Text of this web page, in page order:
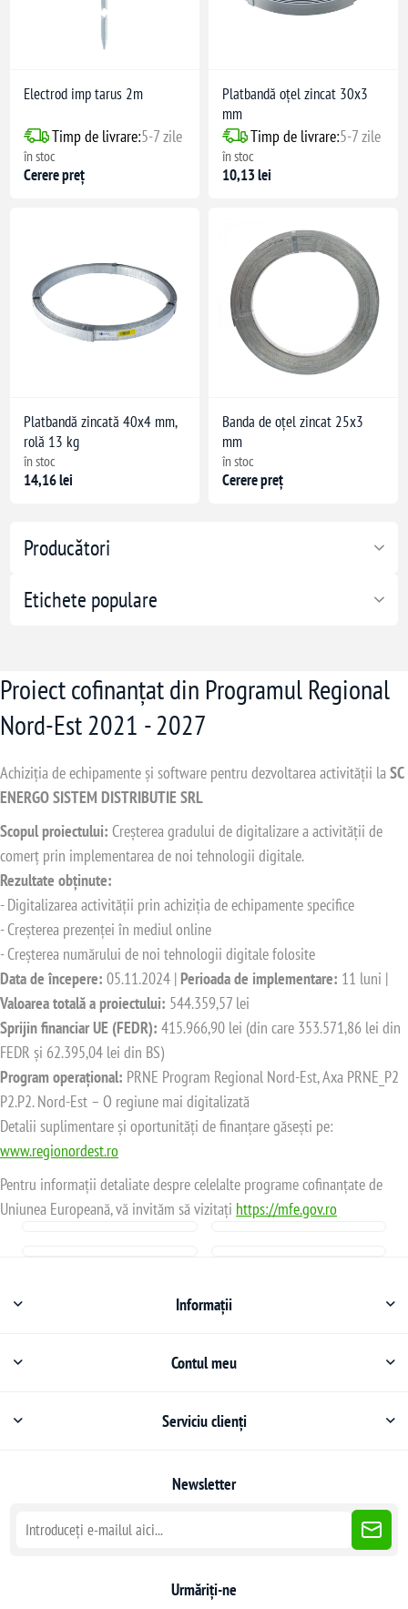
Producători
Etichete populare
Electrod imp tarus 2m
Timp de livrare:5-7 zile
în stoc
Cerere preț
Platbandă oțel zincat 30x3
mm
Timp de livrare:5-7 zile
în stoc
10,13 lei
Platbandă zincată 40x4 mm,
rolă 13 kg
în stoc
14,16 lei
Banda de oțel zincat 25x3
mm
în stoc
Cerere preț
Proiect cofinanțat din Programul Regional
Nord-Est 2021 - 2027
Achiziția de echipamente și software pentru dezvoltarea activității laSC
ENERGO SISTEM DISTRIBUTIE SRL
Scopul proiectului: Creșterea gradului de digitalizare a activității de
comerț prin implementarea de noi tehnologii digitale.
Rezultate obținute:
- Digitalizarea activității prin achiziția de echipamente specifice
- Creșterea prezenței în mediul online
- Creșterea numărului de noi tehnologii digitale folosite
Data de începere: 05.11.2024 | Perioada de implementare: 11 luni |
Valoarea totală a proiectului: 544.359,57 lei
Sprijin financiar UE (FEDR): 415.966,90 lei (din care 353.571,86 lei din
FEDR și 62.395,04 lei din BS)
Program operațional: PRNE Program Regional Nord-Est, Axa PRNE_P2
P2.P2. Nord-Est – O regiune mai digitalizată
Detalii suplimentare și oportunități de finanțare găsești pe:
www.regionordest.ro
Pentru informații detaliate despre celelalte programe cofinanțate de
Uniunea Europeană, vă invităm să vizitați https://mfe.gov.ro
Informații
Contul meu
Serviciu clienți
Newsletter
Urmăriți-ne